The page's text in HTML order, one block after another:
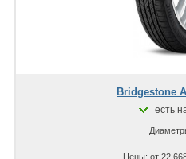
Bridgestone
есть
Цены: от 22